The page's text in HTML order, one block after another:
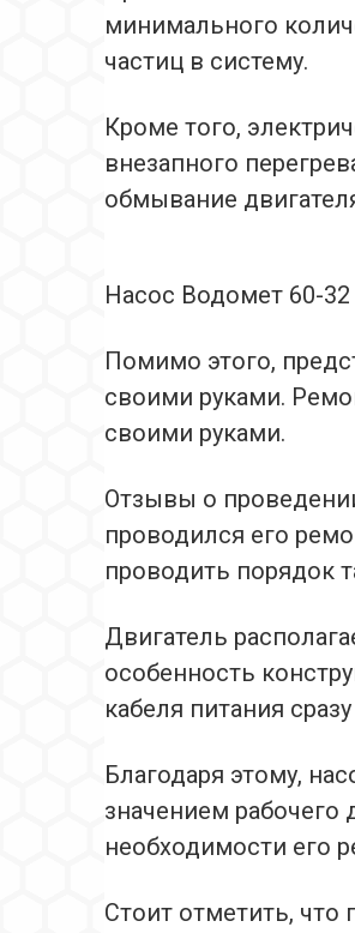
минимального
частиц в систему.
Кроме того,
внезапного
обмывание
Насос Водомет 60-
Помимо этого,
своими руками.
своими руками.
Отзывы о
проводился его
проводить порядок
Двигатель
особенность
кабеля питания
Благодаря этому,
значением рабочего
необходимости его
Стоит отметить, что